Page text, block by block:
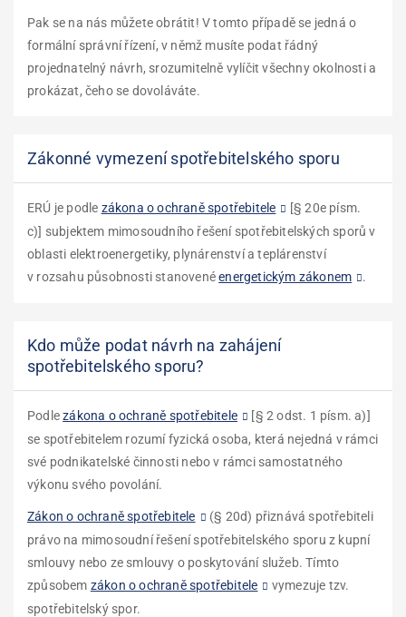
Pak se na nás můžete obrátit! V tomto případě se jedná o
formální správní řízení, v němž musíte podat řádný
projednatelný návrh, srozumitelně vylíčit všechny okolnosti a
prokázat, čeho se dovoláváte.
Zákonné vymezení spotřebitelského sporu
ERÚ je podle zákona o ochraně spotřebitele [§ 20e písm.
c)] subjektem mimosoudního řešení spotřebitelských sporů v
oblasti elektroenergetiky, plynárenství a teplárenství
v rozsahu působnosti stanovenéenergetickým zákonem .
Kdo může podat návrh na zahájení
spotřebitelského sporu?
Podlezákona o ochraně spotřebitele [§ 2 odst. 1 písm. a)]
se spotřebitelem rozumí fyzická osoba, která nejedná v rámci
své podnikatelské činnosti nebo v rámci samostatného
výkonu svého povolání.
Zákon o ochraně spotřebitele
(§ 20d) přiznává spotřebiteli
právo na mimosoudní řešení spotřebitelského sporu z kupní
smlouvy nebo ze smlouvy o poskytování služeb. Tímto
způsobem zákon o ochraně spotřebitele
vymezuje tzv.
spotřebitelský spor.